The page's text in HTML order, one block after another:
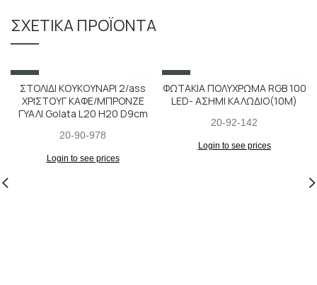
ΣΧΕΤΙΚΆ ΠΡΟΪΌΝΤΑ
SALE
ΣΤΟΛΙΔΙ ΚΟΥΚΟΥΝΑΡΙ 2/ass
ΧΡΙΣΤΟΥΓ ΚΑΦΕ/ΜΠΡΟΝΖΕ
ΓΥΑΛΙ Golata L20 H20 D9cm
20-90-978
Login to see prices
SALE
ΦΩΤΑΚΙΑ ΠΟΛΥΧΡΩΜΑ RGB 100
LED- ΑΣΗΜΙ ΚΑΛΩΔΙΟ(10M)
20-92-142
Login to see prices